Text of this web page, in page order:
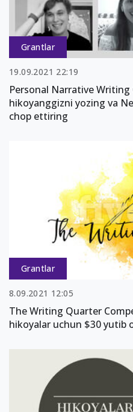
Grantlar
19.09.2021 22:19
Personal Narrative Writing
hikoyanggizni yozing va
chop ettiring
Grantlar
8.09.2021 12:05
The Writing Quarter
hikoyalar uchun $30 yutib